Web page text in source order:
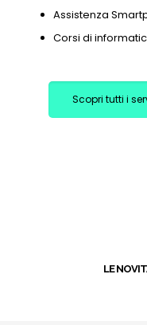
Assistenza
Corsi di
Scopri tutti i
LE